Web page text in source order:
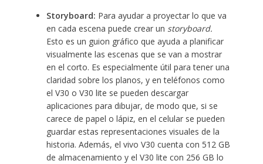
Storyboard: Para ayudar a proyectar lo que va
en cada escena puede crear un storyboard.
Esto es un guion gráfico que ayuda a planificar
visualmente las escenas que se van a mostrar
en el corto. Es especialmente útil para tener una
claridad sobre los planos, y en teléfonos como
el V30 o V30 lite se pueden descargar
aplicaciones para dibujar, de modo que, si se
carece de papel o lápiz, en el celular se pueden
guardar estas representaciones visuales de la
historia. Además, el vivo V30 cuenta con 512 GB
de almacenamiento y el V30 lite con 256 GB lo